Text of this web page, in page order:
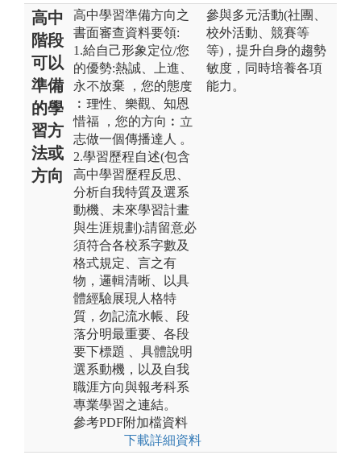
高中
階段
可以
準備
的學
習方
法或
方向
高中學習準備方向之
書面審查資料要領:
1.給自己形象定位/您
的優勢:熱誠、上進、
永不放棄 ，您的態度
︰理性、樂觀、知恩
惜福 ，您的方向︰立
志做一個傳播達人 。
2.學習歷程自述(包含
高中學習歷程反思、
分析自我特質及選系
動機、未來學習計畫
與生涯規劃):請留意必
須符合各校系字數及
格式規定、言之有
物，邏輯清晰、以具
體經驗展現人格特
質，勿記流水帳、段
落分明最重要、各段
要下標題 、具體說明
選系動機，以及自我
職涯方向與報考科系
專業學習之連結。
參考PDF附加檔資料
下載詳細資料
參與多元活動(社團、
校外活動、競賽等
等)，提升自身的趨勢
敏度，同時培養各項
能力。